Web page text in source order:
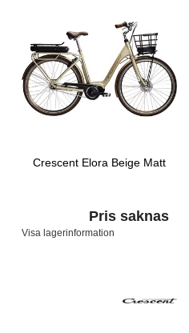
Crescent Elora Beige Matt
Pris saknas
Visa lagerinformation